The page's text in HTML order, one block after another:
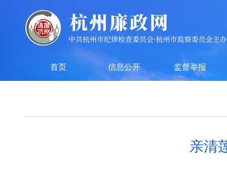
首页 信息公开 监督举报
亲清